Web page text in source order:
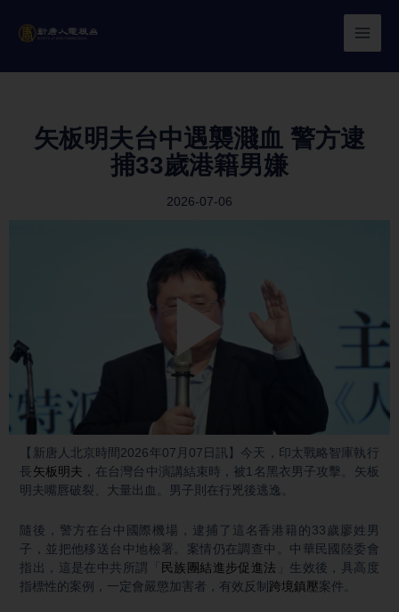
矢板明夫台中遇襲濺血 警方逮
捕33歲港籍男嫌
2026-07-06
Play
【新唐人北京時間2026年07月07日訊】今天，印太戰略智庫執行
長矢板明夫 ，在台灣台中演講結束時，被1名黑衣男子攻擊。矢板
明夫嘴唇破裂、大量出血。男子則在行兇後逃逸。
隨後，警方在台中國際機場，逮捕了這名香港籍的33歲廖姓男
子，並把他移送台中地檢署。案情仍在調查中。中華民國陸委會
指出，這是在中共所謂「
民族團結進步促進法
」生效後，具高度
指標性的案例，一定會嚴懲加害者，有效反制 跨境鎮壓案件。